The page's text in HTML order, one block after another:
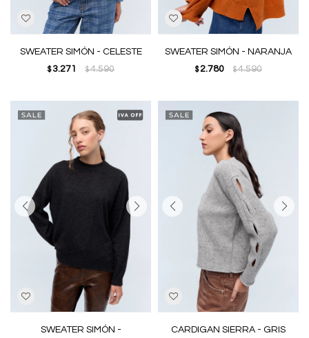
SWEATER SIMÓN - CELESTE
$ 3.271 $4.590
SWEATER SIMÓN - NARANJA
$ 2.780 $4.590
SWEATER SIMÓN -
CARDIGAN SIERRA - GRIS